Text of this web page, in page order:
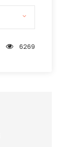
6269